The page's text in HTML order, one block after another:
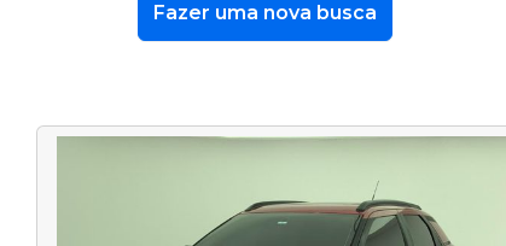
Fazer uma nova busca